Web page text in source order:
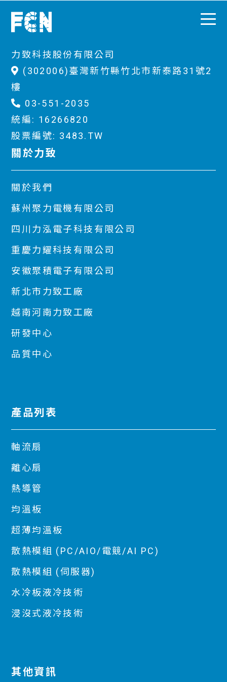
力致科技股份有限公司
(302006)臺灣新竹縣竹北市新泰路31號2
樓
03-551-2035
統編: 16266820
股票編號: 3483.TW
關於力致
關於我們
蘇州聚力電機有限公司
四川力泓電子科技有限公司
重慶力耀科技有限公司
安徽聚積電子有限公司
新北市力致工廠
越南河南力致工廠
研發中心
品質中心
產品列表
軸流扇
離心扇
熱導管
均溫板
超薄均溫板
散熱模組 (PC/AIO/電競/AI PC)
散熱模組 (伺服器)
水冷板液冷技術
浸沒式液冷技術
其他資訊